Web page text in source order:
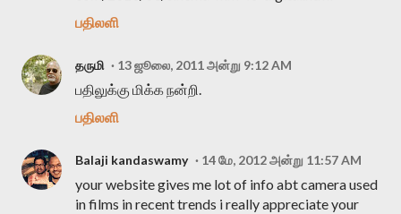
பதிலளி
தருமி 13 ஜூலை, 2011 அன்று 9:12 AM
பதிலுக்கு மிக்க நன்றி.
பதிலளி
Balaji kandaswamy 14 மே, 2012 அன்று 11:57 AM
your website gives me lot of info abt camera used
in films in recent trends i really appreciate your